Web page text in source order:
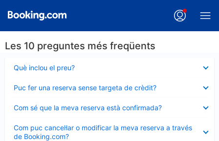
Les 10 preguntes més freqüents
Què inclou el preu?
tancat
Puc fer una reserva sense targeta de crèdit?
tancat
Com sé que la meva reserva està confirmada?
tancat
Com puc cancel·lar o modificar la meva reserva a través
de Booking.com?
tancat